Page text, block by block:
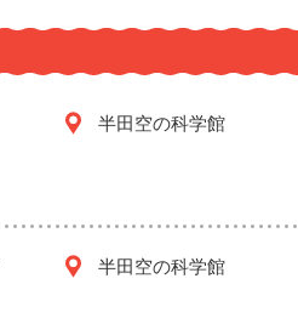
半田空の科学館
半田空の科学館